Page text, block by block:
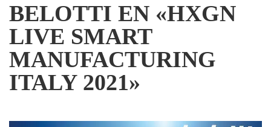
BELOTTI EN «HXGN
LIVE SMART
MANUFACTURING
ITALY 2021»